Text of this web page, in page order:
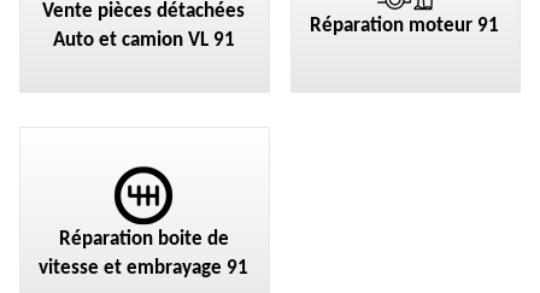
Vente pièces détachées
Auto et camion VL 91
Réparation moteur 91
Réparation boite de
vitesse et embrayage 91